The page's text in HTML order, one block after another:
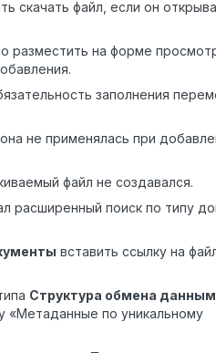
скачать файл, если он
разместить на форме
заполнения
не применялась при
файл не создавался.
расширенный поиск по типу
вставить ссылку на
Структура обмена
«Метаданные по уникальному